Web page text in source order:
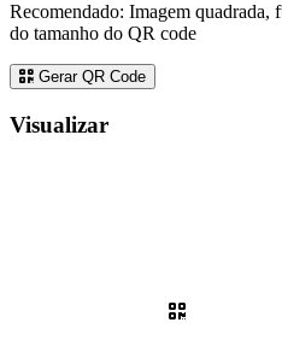
Recomendado: Imagem quadrada,
do tamanho do QR code
Gerar QR Code
Visualizar